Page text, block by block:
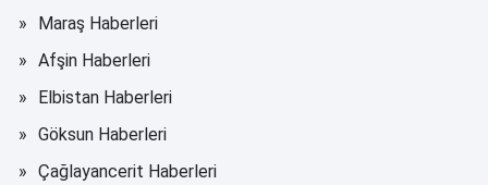
Maraş Haberleri
Afşin Haberleri
Elbistan Haberleri
Göksun Haberleri
Çağlayancerit Haberleri